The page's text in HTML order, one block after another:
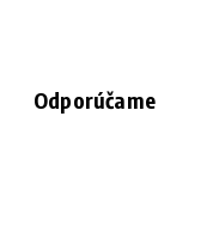
Odporúčame